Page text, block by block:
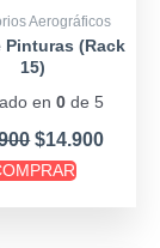
Aerográficos
Pinturas (Rack
15)
en0 de 5
$14.900